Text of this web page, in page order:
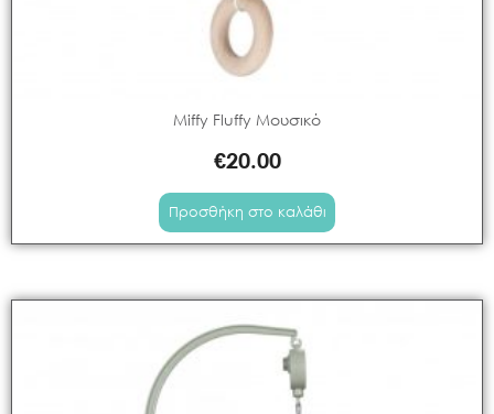
Miffy Fluffy Μουσικό
€20.00
Προσθήκη στο καλάθι